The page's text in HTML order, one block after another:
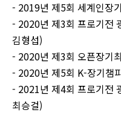
- 2019년 제5회 세계인장
- 2020년 제3회 프로기전
김형섭)
- 2020년 제3회 오픈장기
- 2020년 제5회 K-장기챔
- 2021년 제4회 프로기전
최승걸)